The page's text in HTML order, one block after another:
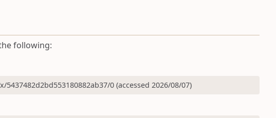
following:
0 (accessed 2026/08/07)